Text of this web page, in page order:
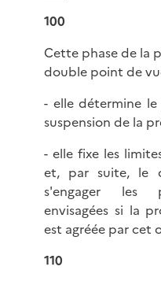
100
Cette phase de la
double point de
- elle détermine
suspension de la
- elle fixe les
et, par suite, le
s'engager les
envisagées si la
est agréée par cet
110